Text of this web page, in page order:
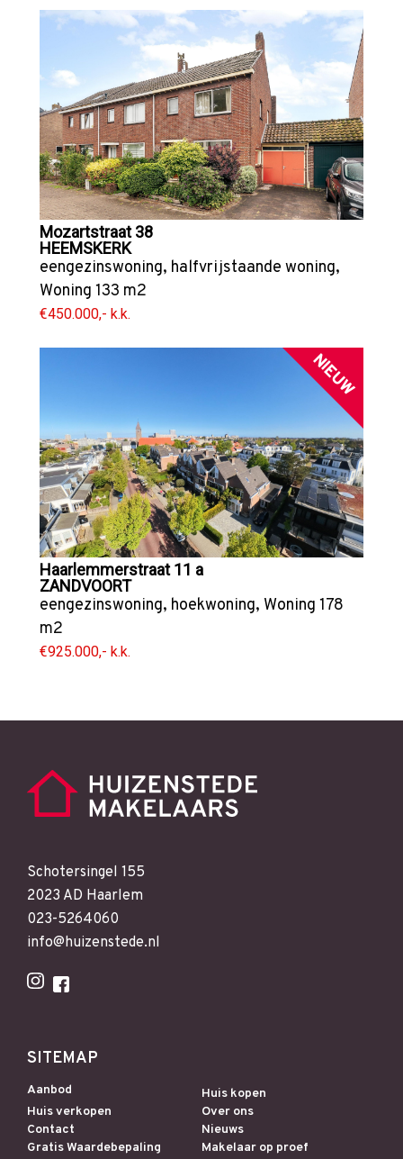
Mozartstraat 38
HEEMSKERK
eengezinswoning, halfvrijstaande woning,
Woning 133 m2
€450.000,- k.k.
NIEUW
Haarlemmerstraat 11 a
ZANDVOORT
eengezinswoning, hoekwoning, Woning 178
m2
€925.000,- k.k.
Schotersingel 155
2023 AD Haarlem
023-5264060
info@huizenstede.nl
SITEMAP
Aanbod
Huis kopen
Huis verkopen
Over ons
Contact
Nieuws
Gratis Waardebepaling
Makelaar op proef